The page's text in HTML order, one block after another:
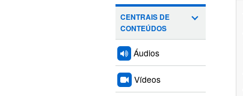
CENTRAIS DE
CONTEÚDOS
Áudios
Vídeos